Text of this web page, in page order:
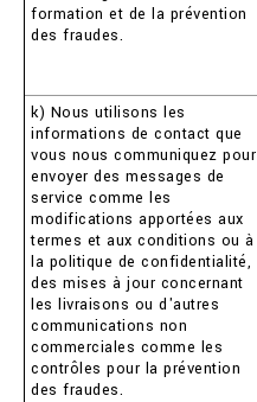
formation et de la prévention
des fraudes.
k) Nous utilisons les
informations de contact que
vous nous communiquez pour
envoyer des messages de
service comme les
modifications apportées aux
termes et aux conditions ou à
la politique de confidentialité,
des mises à jour concernant
les livraisons ou d'autres
communications non
commerciales comme les
contrôles pour la prévention
des fraudes.